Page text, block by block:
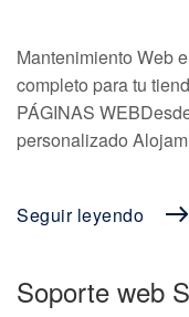
Mantenimiento Web
completo para tu
PÁGINAS
personalizado
Seguir leyendo
Soporte web